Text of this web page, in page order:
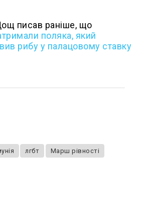
писав раніше, що
поляка, який
рибу у палацовому ставку
лгбт Марш рівності